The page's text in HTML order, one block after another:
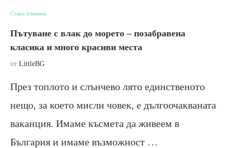
Стара планина
Пътуване с влак до морето – позабравена
класика и много красиви места
от LittleBG
През топлото и слънчево лято единственото
нещо, за което мисли човек, е дългоочакваната
ваканция. Имаме късмета да живеем в
България и имаме възможност …